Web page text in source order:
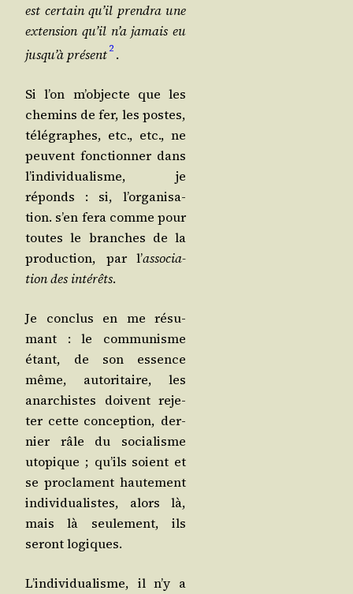
est cer­tain qu’il pren­dra une
exten­sion qu’il n’a jamais eu
jus­qu’à pré­sent2 .
Si l’on m’ob­jecte que les
che­mins de fer, les postes,
télé­graphes, etc., etc., ne
peuvent fonc­tion­ner dans
l’in­di­vi­dua­lisme, je
réponds : si, l’or­ga­ni­sa­
tion. s’en fera comme pour
toutes le branches de la
pro­duc­tion, par l’asso­cia­
tion des inté­rêts.
Je conclus en me résu­
mant : le com­mu­nisme
étant, de son essence
même, auto­ri­taire, les
anar­chistes doivent reje­
ter cette concep­tion, der­
nier râle du socia­lisme
uto­pique ; qu’ils soient et
se pro­clament hau­te­ment
indi­vi­dua­listes, alors là,
mais là seule­ment, ils
seront logiques.
L’in­di­vi­dua­lisme, il n’y a